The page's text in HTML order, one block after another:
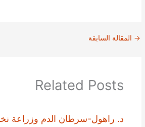
→ المقالة السابقة
Related Posts
د. راهول-سرطان الدم وزراعة